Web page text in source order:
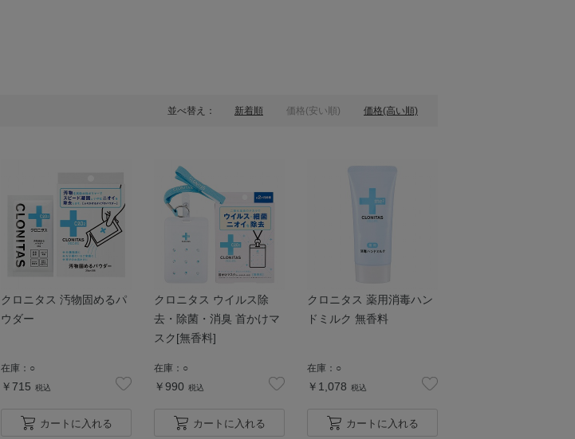
並べ替え： 新着順 価格(安い順) 価格(高い順)
クロニタス 汚物固めるパ
ウダー
在庫： ○
￥715 税込
カートに入れる
クロニタス ウイルス除
去・除菌・消臭 首かけマ
スク[無香料]
在庫： ○
￥990 税込
カートに入れる
クロニタス 薬用消毒ハン
ドミルク 無香料
在庫： ○
￥1,078 税込
カートに入れる